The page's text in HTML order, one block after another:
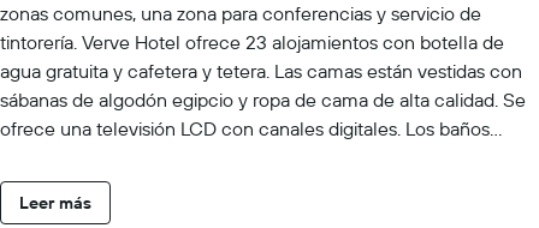
zonas comunes, una zona para conferencias y servicio de
tintorería. Verve Hotel ofrece 23 alojamientos con botella de
agua gratuita y cafetera y tetera. Las camas están vestidas con
sábanas de algodón egipcio y ropa de cama de alta calidad. Se
ofrece una televisión LCD con canales digitales. Los baños
higiene personal gratuitos y secador de pelo. Los huéspedes
pueden navegar por la web gracias a nuestro acceso a Internet
Leer más